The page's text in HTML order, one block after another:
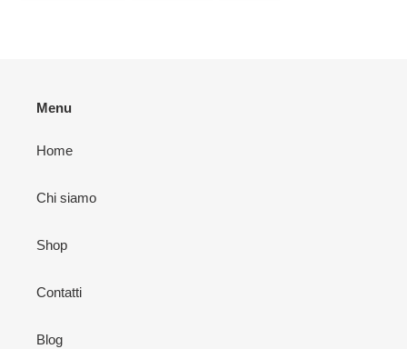
Menu
Home
Chi siamo
Shop
Contatti
Blog